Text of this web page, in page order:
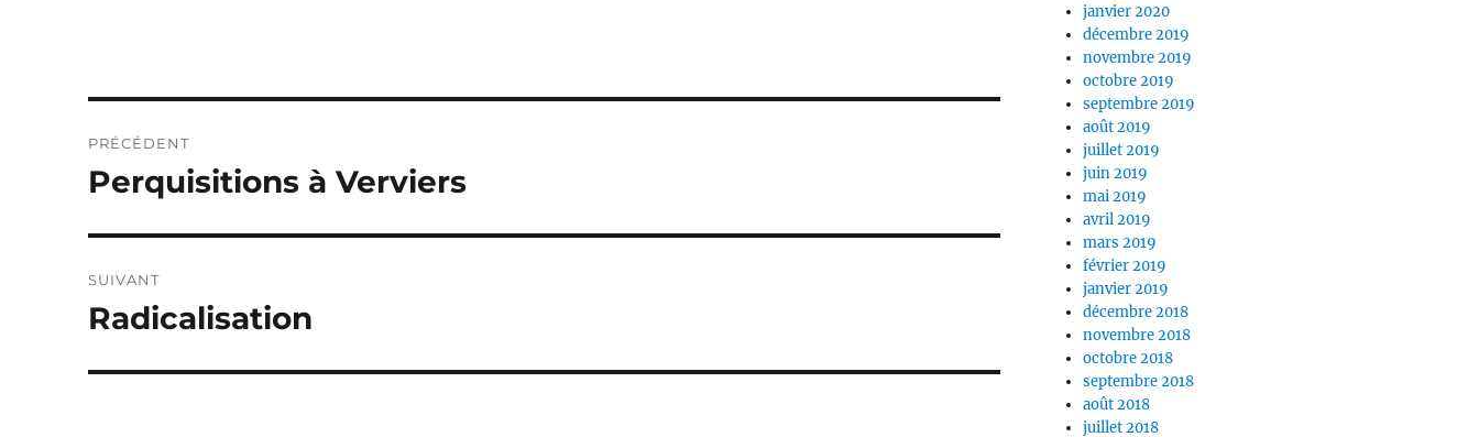
de
PRÉCÉDENT
Publication
Perquisitions à Verviers
SUIVANT
Publication
Radicalisation
janvier 2020
décembre 2019
novembre 2019
octobre 2019
septembre 2019
août 2019
juillet 2019
juin 2019
mai 2019
avril 2019
mars 2019
février 2019
janvier 2019
décembre 2018
novembre 2018
octobre 2018
septembre 2018
août 2018
juillet 2018